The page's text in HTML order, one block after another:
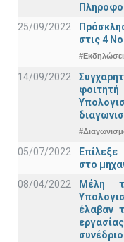
25/09/2022
στις 4
14/09/2022
05/07/2022
στο
08/04/2022
Μέλη
έλαβαν
συνέδριο